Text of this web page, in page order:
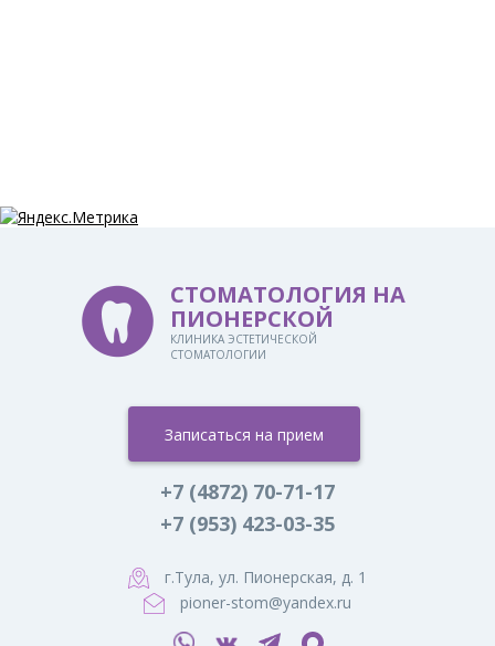
СТОМАТОЛОГИЯ НА
ПИОНЕРСКОЙ
КЛИНИКА ЭСТЕТИЧЕСКОЙ
СТОМАТОЛОГИИ
Записаться на прием
+7 (4872) 70-71-17
+7 (953) 423-03-35
г.Тула, ул. Пионерская, д. 1
pioner-stom@yandex.ru